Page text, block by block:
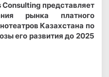
Consulting представляет
рынка платного
Казахстана по
его развития до 2025